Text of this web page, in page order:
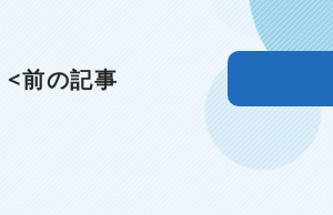
<前の記事